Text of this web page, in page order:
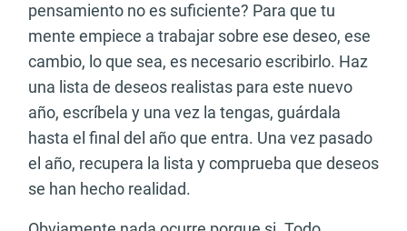
pensamiento no es suficiente? Para que tu
mente empiece a trabajar sobre ese deseo, ese
cambio, lo que sea, es necesario escribirlo. Haz
una lista de deseos realistas para este nuevo
año, escríbela y una vez la tengas, guárdala
hasta el final del año que entra. Una vez pasado
el año, recupera la lista y comprueba que deseos
se han hecho realidad.